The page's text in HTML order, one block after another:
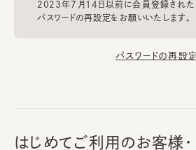
2023年7月14日以前に会員登録された
パスワードの再設定をお願いいたします。
パスワードの再設定
はじめてご利用のお客様・